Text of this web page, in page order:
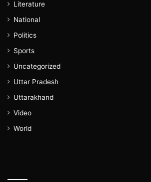
Literature
National
Politics
Sports
Uncategorized
Uttar Pradesh
Uttarakhand
Video
World